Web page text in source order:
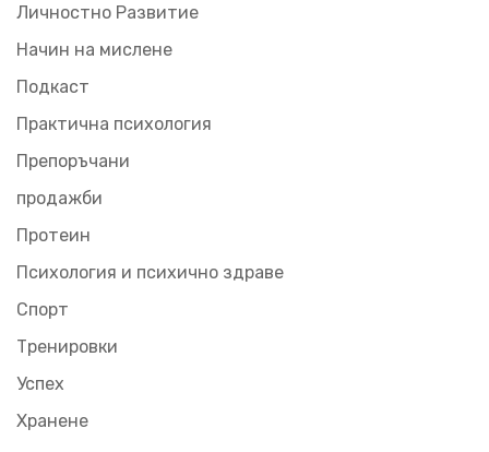
Личностно Развитие
Начин на мислене
Подкаст
Практична психология
Препоръчани
продажби
Протеин
Психология и психично здраве
Спорт
Тренировки
Успех
Хранене